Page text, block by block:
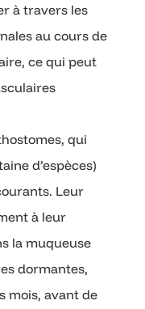
à travers les
au cours de
ce qui peut
qui
d’espèces)
Leur
à leur
la muqueuse
dormantes,
mois, avant de